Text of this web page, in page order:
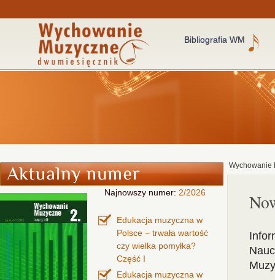
Bibliografia WM
Najnowszy numer: 2/2026
Edukacja muzyczna w
Polsce − trwała wartość
czy wielka pomyłka?
Część I
Edukacja muzyczna w
Wychowanie